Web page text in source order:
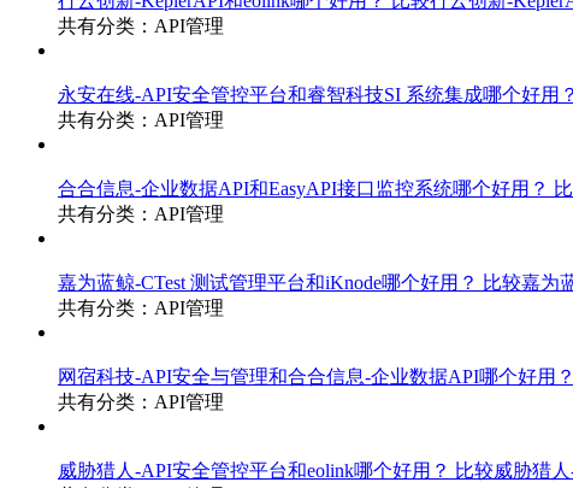
共有分类：API管理
永安在线-API安全管控平台和睿智科技SI 系统集成哪个好用？
共有分类：API管理
合合信息-企业数据API和EasyAPI接口监控系统哪个好用？
共有分类：API管理
嘉为蓝鲸-CTest 测试管理平台和iKnode哪个好用？ 比较嘉为
共有分类：API管理
网宿科技-API安全与管理和合合信息-企业数据API哪个好用？
共有分类：API管理
威胁猎人-API安全管控平台和eolink哪个好用？ 比较威胁猎